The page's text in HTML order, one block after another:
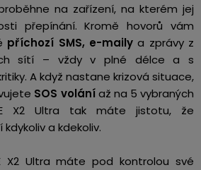
na zařízení, na kterém jej
přepínání. Kromě hovorů vám
příchozí SMS, e-mailya zprávy z
sítí – vždy v plné délce a s
A když nastane krizová situace,
SOS voláníaž na 5 vybraných
X2 Ultra tak máte jistotu, že
a kdekoliv.
X2 Ultra máte pod kontrolou své